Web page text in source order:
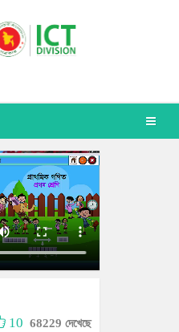
10 68229 দেখেছে